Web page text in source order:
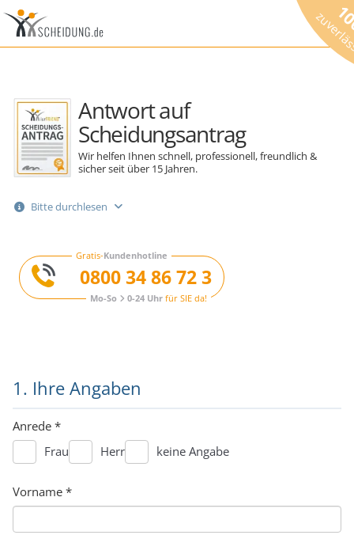
Antwort auf
Scheidungsantrag
Wir helfen Ihnen schnell, professionell, freundlich &
sicher seit über 15 Jahren.
Bitte durchlesen
Gratis-Kundenhotline
0800 34 86 72 3
Mo-So 0-24 Uhrfür SIE da!
1. Ihre Angaben
Anrede *
Frau
Herr keine Angabe
Vorname *